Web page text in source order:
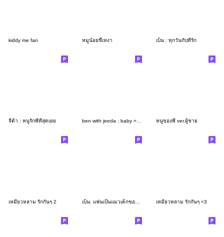
kiddy me fan หมูน้อยขี้เหงา เบ็น : ทุกวันกับที่รัก
จีด้า : หนูรักพี่ที่สุดเยย ben with jeeda : baby = home หนูของพี่ ver.ผู้ชาย
เหมี่ยวหลาม รักกันๆ 2 เหมียวหลาม รักกันๆ <3